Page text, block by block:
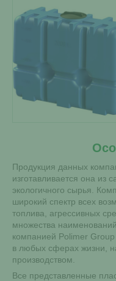
Продукция данных
изготавливается она из
экологичного сырья.
широкий спектр всех
топлива, агрессивных
множества
компанией Polimer
в любых сферах жизни,
производством.
Все представленные